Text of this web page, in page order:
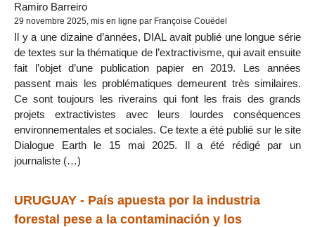
Ramiro Barreiro
29 novembre 2025, mis en ligne par Françoise Couëdel
Il y a une dizaine d’années, DIAL avait publié une longue série
de textes sur la thématique de l’extractivisme, qui avait ensuite
fait l’objet d’une publication papier en 2019. Les années
passent mais les problématiques demeurent très similaires.
Ce sont toujours les riverains qui font les frais des grands
projets extractivistes avec leurs lourdes conséquences
environnementales et sociales. Ce texte a été publié sur le site
Dialogue Earth le 15 mai 2025. Il a été rédigé par un
journaliste (…)
URUGUAY - País apuesta por la industria
forestal pese a la contaminación y los